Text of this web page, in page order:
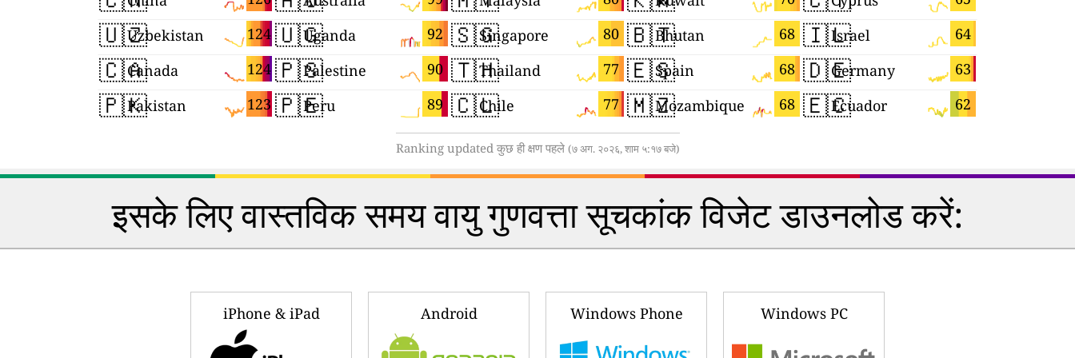
🇺🇿 124
Uzbekistan
🇨🇦 124
Canada
🇵🇰 123
Pakistan
🇺🇬 92
Uganda
🇵🇸 90
Palestine
🇵🇪 89
Peru
🇸🇬 80
Singapore
🇹🇭 77
Thailand
🇨🇱 77
Chile
🇧🇹 68
Bhutan
🇪🇸 68
Spain
🇲🇿 68
Mozambique
🇮🇱 64
Israel
🇩🇪 63
Germany
🇪🇨 62
Ecuador
Ranking updated कुछ ही क्षण पहले (७ अग. २०२६, शाम ५:१७ बजे)
इसके लिए वास्तविक समय वायु गुणवत्ता सूचकांक विजेट डाउनलोड करें:
iPhone & iPad Android Windows Phone Windows PC